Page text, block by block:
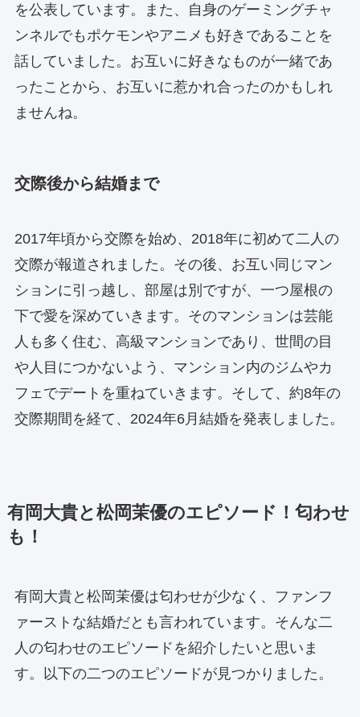
を公表しています。また、自身のゲーミングチャ
ンネルでもポケモンやアニメも好きであることを
話していました。お互いに好きなものが一緒であ
ったことから、お互いに惹かれ合ったのかもしれ
ませんね。
交際後から結婚まで
2017年頃から交際を始め、2018年に初めて二人の
交際が報道されました。その後、お互い同じマン
ションに引っ越し、部屋は別ですが、一つ屋根の
下で愛を深めていきます。そのマンションは芸能
人も多く住む、高級マンションであり、世間の目
や人目につかないよう、マンション内のジムやカ
フェでデートを重ねていきます。そして、約8年の
交際期間を経て、2024年6月結婚を発表しました。
有岡大貴と松岡茉優のエピソード！匂わせ
も！
有岡大貴と松岡茉優は匂わせが少なく、ファンフ
ァーストな結婚だとも言われています。そんな二
人の匂わせのエピソードを紹介したいと思いま
す。以下の二つのエピソードが見つかりました。